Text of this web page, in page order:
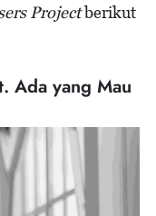
Projectberikut
Ada yang Mau